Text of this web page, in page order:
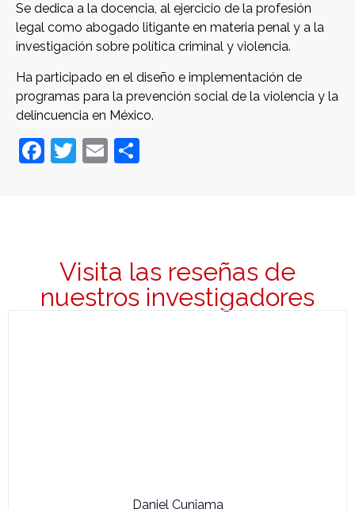
Se dedica a la docencia, al ejercicio de la profesión
legal como abogado litigante en materia penal y a la
investigación sobre política criminal y violencia.
Ha participado en el diseño e implementación de
programas para la prevención social de la violencia y la
delincuencia en México.
Facebook
Twitter
Email
Visita las reseñas de
nuestros investigadores
Daniel Cunjama